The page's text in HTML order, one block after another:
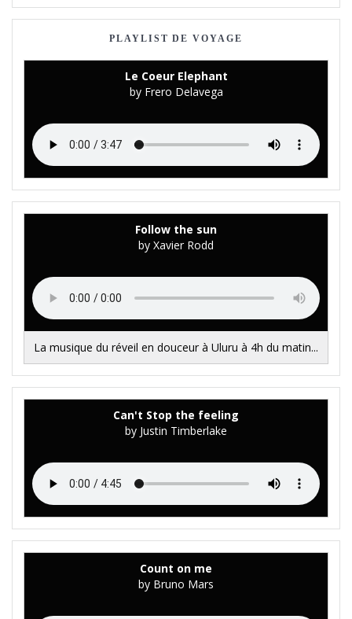
PLAYLIST DE VOYAGE
Le Coeur Elephant
by Frero Delavega
Follow the sun
by Xavier Rodd
La musique du réveil en douceur à Uluru à 4h du matin...
Can't Stop the feeling
by Justin Timberlake
Count on me
by Bruno Mars